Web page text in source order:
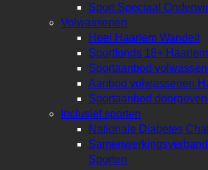
Sport Speciaal
Volwassenen
Heel Haarlem Wandelt
Sportfonds 18+ Haarlem
Sportaanbod
Aanbod volwassenen
Sportaanbod doorgeven
Inclusief sporten
Nationale Diabetes
Sporten